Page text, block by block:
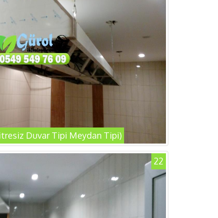
Duvar Tipi Meydan Tipi)
22